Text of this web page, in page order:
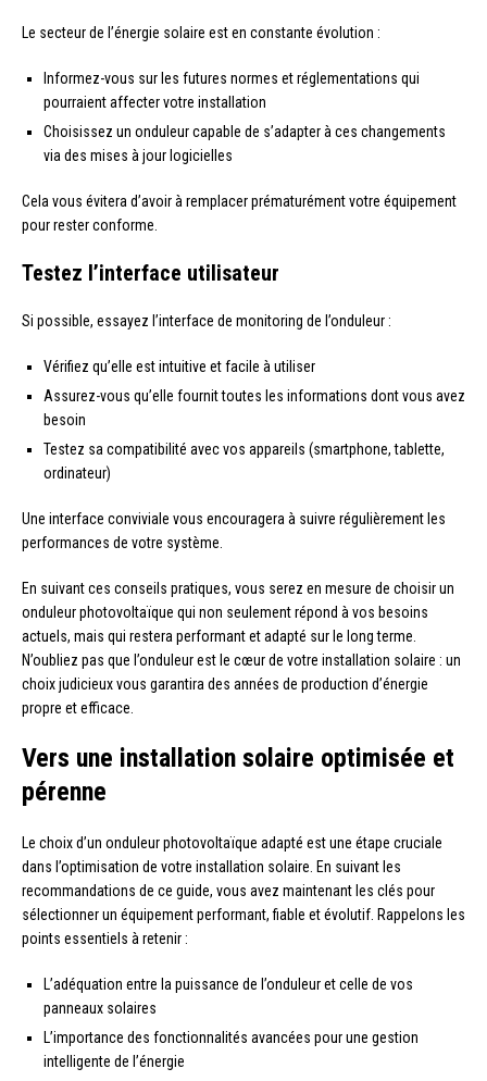
Le secteur de l’énergie solaire est en constante évolution :
Informez-vous sur les futures normes et réglementations qui
pourraient affecter votre installation
Choisissez un onduleur capable de s’adapter à ces changements
via des mises à jour logicielles
Cela vous évitera d’avoir à remplacer prématurément votre équipement
pour rester conforme.
Testez l’interface utilisateur
Si possible, essayez l’interface de monitoring de l’onduleur :
Vérifiez qu’elle est intuitive et facile à utiliser
Assurez-vous qu’elle fournit toutes les informations dont vous avez
besoin
Testez sa compatibilité avec vos appareils (smartphone, tablette,
ordinateur)
Une interface conviviale vous encouragera à suivre régulièrement les
performances de votre système.
En suivant ces conseils pratiques, vous serez en mesure de choisir un
onduleur photovoltaïque qui non seulement répond à vos besoins
actuels, mais qui restera performant et adapté sur le long terme.
N’oubliez pas que l’onduleur est le cœur de votre installation solaire : un
choix judicieux vous garantira des années de production d’énergie
propre et efficace.
Vers une installation solaire optimisée et
pérenne
Le choix d’un onduleur photovoltaïque adapté est une étape cruciale
dans l’optimisation de votre installation solaire. En suivant les
recommandations de ce guide, vous avez maintenant les clés pour
sélectionner un équipement performant, fiable et évolutif. Rappelons les
points essentiels à retenir :
L’adéquation entre la puissance de l’onduleur et celle de vos
panneaux solaires
L’importance des fonctionnalités avancées pour une gestion
intelligente de l’énergie